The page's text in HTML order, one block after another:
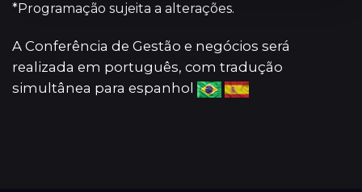
*Programação sujeita a alterações.
A Conferência de Gestão e negócios será
realizada em português, com tradução
simultânea para espanhol